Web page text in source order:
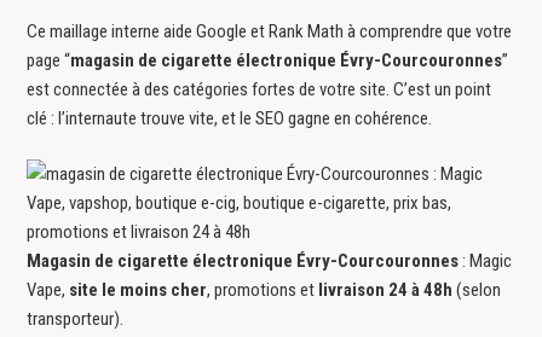
Ce maillage interne aide Google et Rank Math à comprendre que votre
page “magasin de cigarette électronique Évry-Courcouronnes”
est connectée à des catégories fortes de votre site. C’est un point
clé : l’internaute trouve vite, et le SEO gagne en cohérence.
Magasin de cigarette électronique Évry-Courcouronnes: Magic
Vape, site le moins cher, promotions et livraison 24 à 48h (selon
transporteur).